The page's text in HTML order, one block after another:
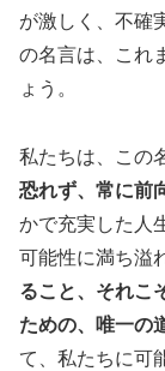
が激しく、不確
の名言は、これ
ょう。
私たちは、この
恐れず、常に前
かで充実した人
可能性に満ち溢
ること、それこ
ための、唯一の
て、私たちに可